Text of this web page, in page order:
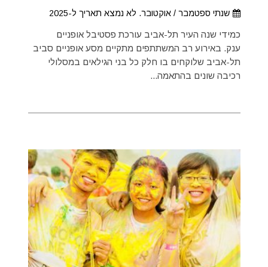
שנתי ספטמבר / אוקטובר. לא נמצא תאריך ל-2025
כמידי שנה העיר תל-אביב עורכת פסטיבל אופניים
ענק. באירוע רב המשתתפים מתקיים מסע אופניים סביב
תל-אביב שלוקחים בו חלק כל בני הגילאים במסלולי
רכיבה שונים בהתאמה...